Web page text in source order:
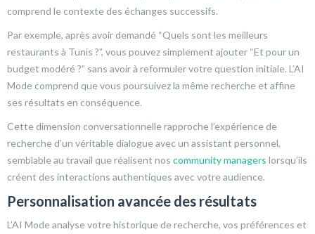
comprend le contexte des échanges successifs.
Par exemple, après avoir demandé “Quels sont les meilleurs
restaurants à Tunis ?”, vous pouvez simplement ajouter “Et pour un
budget modéré ?” sans avoir à reformuler votre question initiale. L’AI
Mode comprend que vous poursuivez la même recherche et affine
ses résultats en conséquence.
Cette dimension conversationnelle rapproche l’expérience de
recherche d’un véritable dialogue avec un assistant personnel,
semblable au travail que réalisent nos community managers lorsqu’ils
créent des interactions authentiques avec votre audience.
Personnalisation avancée des résultats
L’AI Mode analyse votre historique de recherche, vos préférences et